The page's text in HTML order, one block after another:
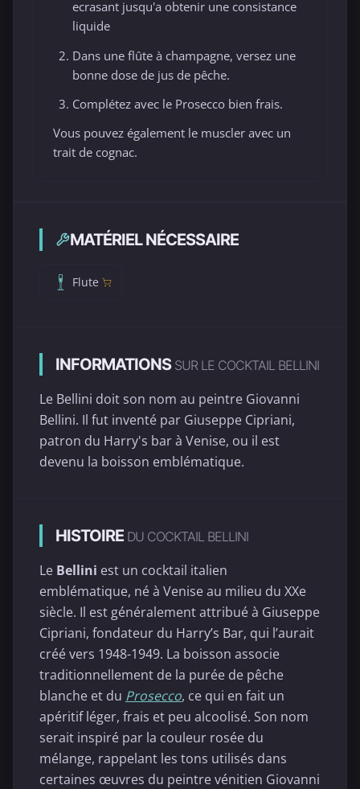
ecrasant jusqu'a obtenir une consistance
liquide
Dans une flûte à champagne, versez une
bonne dose de jus de pêche.
Complétez avec le Prosecco bien frais.
Vous pouvez également le muscler avec un
trait de cognac.
MATÉRIEL NÉCESSAIRE
Flute
INFORMATIONS SUR LE COCKTAIL BELLINI
Le Bellini doit son nom au peintre Giovanni
Bellini. Il fut inventé par Giuseppe Cipriani,
patron du Harry's bar à Venise, ou il est
devenu la boisson emblématique.
HISTOIRE DU COCKTAIL BELLINI
Le Bellini est un cocktail italien
emblématique, né à Venise au milieu du XXe
siècle. Il est généralement attribué à Giuseppe
Cipriani, fondateur du Harry’s Bar, qui l’aurait
créé vers 1948-1949. La boisson associe
traditionnellement de la purée de pêche
blanche et du Prosecco, ce qui en fait un
apéritif léger, frais et peu alcoolisé. Son nom
serait inspiré par la couleur rosée du
mélange, rappelant les tons utilisés dans
certaines œuvres du peintre vénitien Giovanni